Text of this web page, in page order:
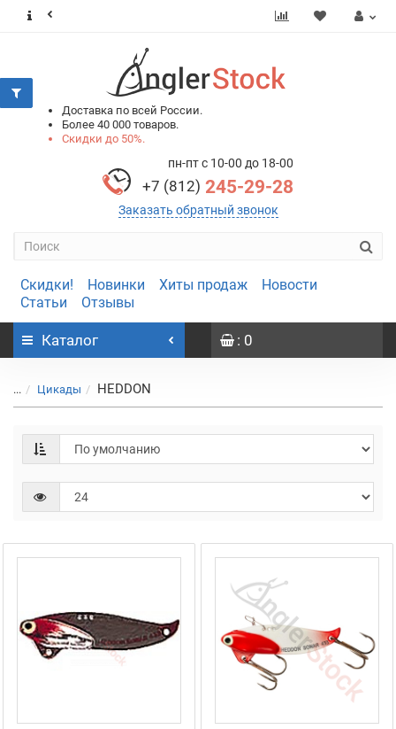
Доставка по всей России.
Более 40 000 товаров.
Скидки до 50%.
пн-пт с 10-00 до 18-00
+7 (812) 245-29-28
Заказать обратный звонок
Скидки! Новинки Хиты продаж
Новости
Статьи
Отзывы
Каталог : 0
... Цикады HEDDON